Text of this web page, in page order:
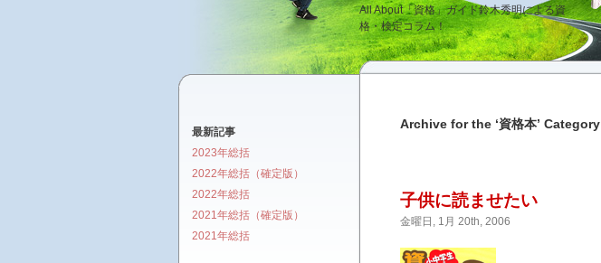
All About「資格」ガイド鈴木秀明による資
格・検定コラム！
Archive for the ‘資格本’ Category
子供に読ませたい
金曜日, 1月 20th, 2006
最新記事
2023年総括
2022年総括（確定版）
2022年総括
2021年総括（確定版）
2021年総括